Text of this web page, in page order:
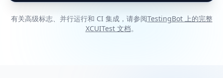
有关高级标志、并行运行和 CI 集成，请参阅TestingBot 上的完整
XCUITest 文档。